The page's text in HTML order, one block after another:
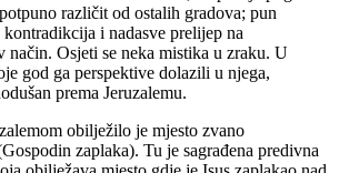
različit od ostalih gradova; pun
i nadasve prelijep na
način. Osjeti se neka mistika u zraku. U
god ga perspektive dolazili u njega,
prema Jeruzalemu.
obilježilo je mjesto zvano
zaplaka). Tu je sagrađena predivna